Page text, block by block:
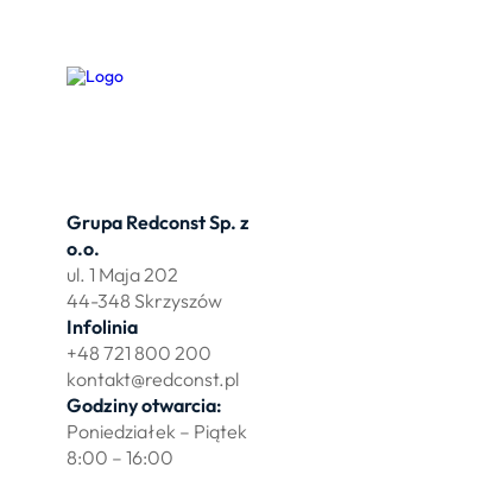
Grupa Redconst Sp. z
o.o.
ul. 1 Maja 202
44-348 Skrzyszów
Infolinia
+48 721 800 200
kontakt@redconst.pl
Godziny otwarcia:
Poniedziałek – Piątek
8:00 – 16:00